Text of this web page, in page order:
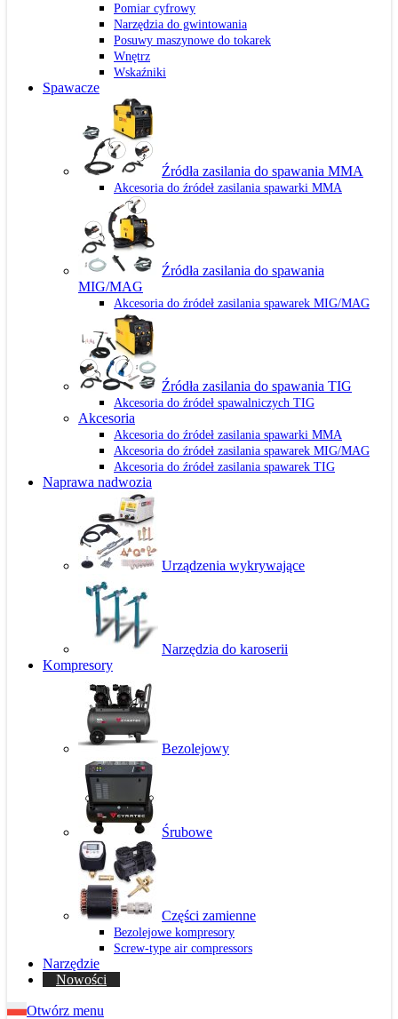
Pomiar cyfrowy
Narzędzia do gwintowania
Posuwy maszynowe do tokarek
Wnętrz
Wskaźniki
Spawacze
Źródła zasilania do spawania MMA
Akcesoria do źródeł zasilania spawarki MMA
Źródła zasilania do spawania
MIG/MAG
Akcesoria do źródeł zasilania spawarek MIG/MAG
Źródła zasilania do spawania TIG
Akcesoria do źródeł spawalniczych TIG
Akcesoria
Akcesoria do źródeł zasilania spawarki MMA
Akcesoria do źródeł zasilania spawarek MIG/MAG
Akcesoria do źródeł zasilania spawarek TIG
Naprawa nadwozia
Urządzenia wykrywające
Narzędzia do karoserii
Kompresory
Bezolejowy
Śrubowe
Części zamienne
Bezolejowe kompresory
Screw-type air compressors
Narzędzie
Nowości
Otwórz menu